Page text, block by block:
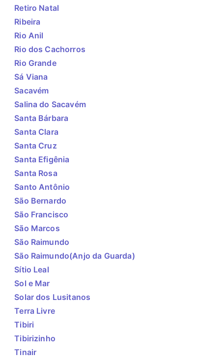
Retiro Natal
Ribeira
Rio Anil
Rio dos Cachorros
Rio Grande
Sá Viana
Sacavém
Salina do Sacavém
Santa Bárbara
Santa Clara
Santa Cruz
Santa Efigênia
Santa Rosa
Santo Antônio
São Bernardo
São Francisco
São Marcos
São Raimundo
São Raimundo(Anjo da Guarda)
Sítio Leal
Sol e Mar
Solar dos Lusitanos
Terra Livre
Tibiri
Tibirizinho
Tinair